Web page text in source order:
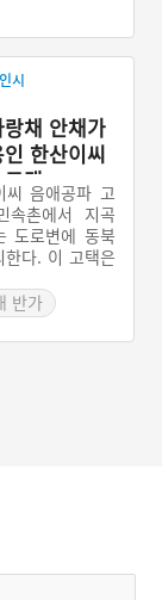
대역사
시
채 안채가
한산이씨
택
씨 음애공파 고
속촌에서 지곡
도로변에 동북
한다. 이 고택은
耔)가 살던 옛
. 이자는 기묘
을 당하자 용
인물이다. 이
지내는 마루방,
하나로 연결
반가